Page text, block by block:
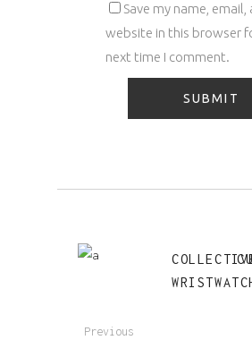
Save my name, email,
website in this browser
next time I comment.
Previous